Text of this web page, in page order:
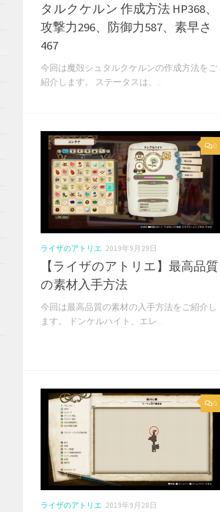
タルクケルン 作成方法 HP368、
攻撃力296、防御力587、素早さ
467
今回は魔殻シュタルクケルンの作成方法をご
紹介します。 ステータスは、...
0
ライザのアトリエ 2019年9月29日
【ライザのアトリエ】最高品質
の素材入手方法
今回は最高品質の素材の入手方法をご紹介し
ます。 ドンケルハイト、エレ...
0
ライザのアトリエ 2019年9月28日